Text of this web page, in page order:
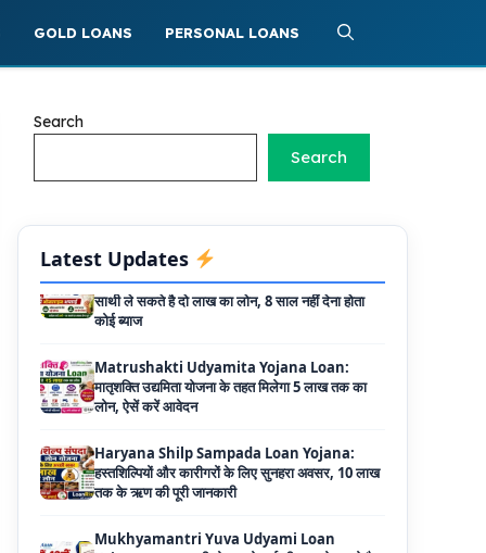
GOLD LOANS PERSONAL LOANS
Search
Search
Latest Updates
के लिए LIC से ले सकते है 8 लाख तक का लोन, मिलती है
लोन, कम ब्याज के साथ मिलती है 15% सब्सिडी
Labour House Construction Loan
साथी ले सकते है दो लाख का लोन, 8 साल नहीं देना होता
Matrushakti Udyamita Yojana Loan:
मातृशक्ति उद्यमिता योजना के तहत मिलेगा 5 लाख तक का
लोन, ऐसें करें आवेदन
Haryana Shilp Sampada Loan Yojana:
हस्तशिल्पियों और कारीगरों के लिए सुनहरा अवसर, 10 लाख
तक के ऋण की पूरी जानकारी
Mukhyamantri Yuva Udyami Loan
Yojana: इस सरकारी योजना से मार्कशीट पर ले सकते है
दस लाख तक का लोन, यहाँ से चेक करे डिटेल्स और